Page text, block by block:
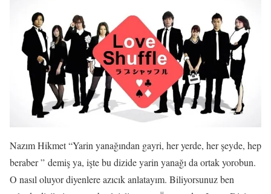
Nazım Hikmet “Yarin yanağından gayri, her yerde, her şeyde, hep
beraber ” demiş ya, işte bu dizide yarin yanağı da ortak yorobun.
O nasıl oluyor diyenlere azıcık anlatayım. Biliyorsunuz ben